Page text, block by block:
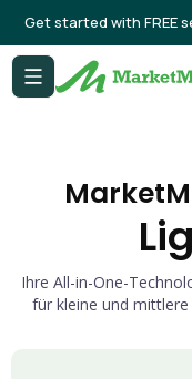
Get started with FREE
Ihre All-in-One-
für kleine und